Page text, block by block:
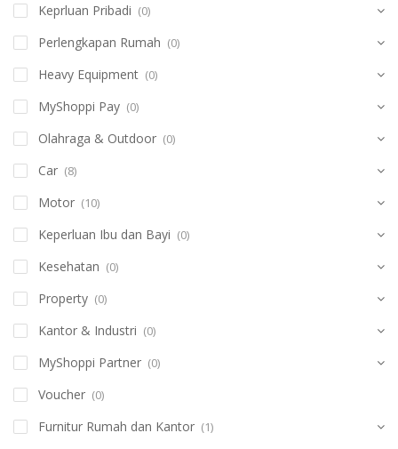
Keprluan Pribadi (0)
Perlengkapan Rumah (0)
Heavy Equipment (0)
MyShoppi Pay (0)
Olahraga & Outdoor (0)
Car (8)
Motor (10)
Keperluan Ibu dan Bayi (0)
Kesehatan (0)
Property (0)
Kantor & Industri (0)
MyShoppi Partner (0)
Voucher (0)
Furnitur Rumah dan Kantor (1)